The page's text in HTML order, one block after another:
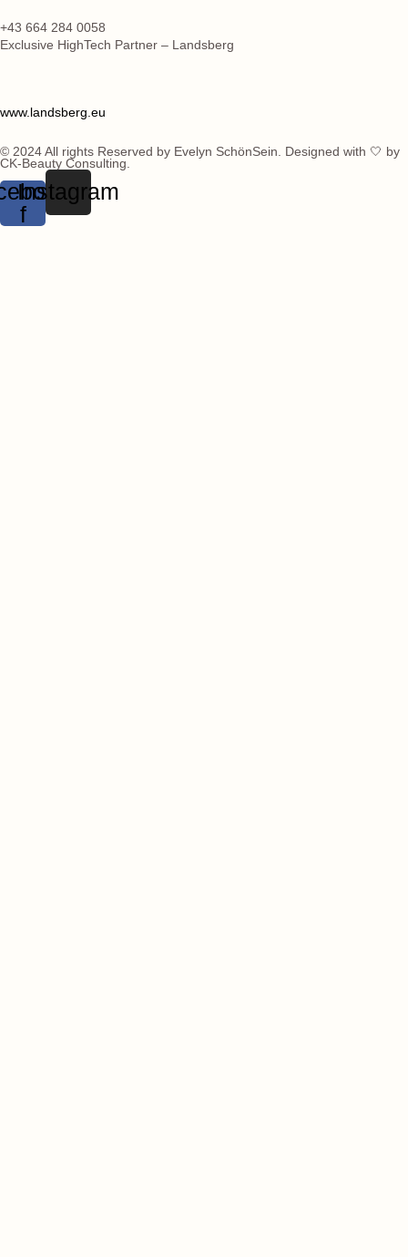
+43 664 284 0058
Exclusive HighTech Partner – Landsberg
www.landsberg.eu
© 2024 All rights Reserved by Evelyn SchönSein. Designed with 🤍 by
CK-Beauty Consulting.
f
Instagram